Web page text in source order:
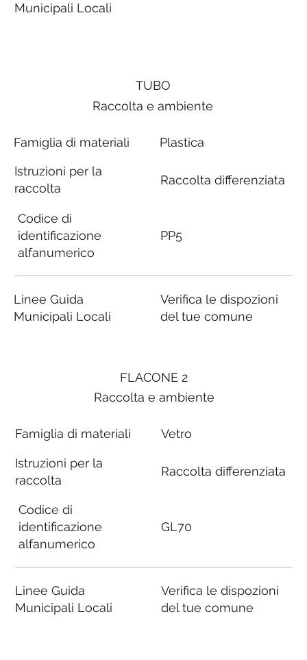
Municipali Locali
FLACONE 2
Raccolta e ambiente
Famiglia di materiali
Istruzioni per la
raccolta
Codice di
identificazione
alfanumerico
Linee Guida
Municipali Locali
Vetro
Raccolta differenziata
GL70
Verifica le dispozioni
del tue comune
TUBO
Raccolta e ambiente
Famiglia di materiali
Istruzioni per la
raccolta
Codice di
identificazione
alfanumerico
Linee Guida
Municipali Locali
Plastica
Raccolta differenziata
PP5
Verifica le dispozioni
del tue comune